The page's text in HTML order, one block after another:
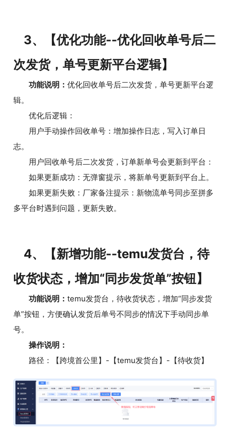
3、【优化功能--优化回收单号后二
次发货，单号更新平台逻辑】
功能说明： 优化回收单号后二次发货，单号更新平台逻
辑。
优化后逻辑：
用户手动操作回收单号：增加操作日志，写入订单日
志。
用户回收单号后二次发货，订单新单号会更新到平台：
如果更新成功：无弹窗提示，将新单号更新到平台上。
如果更新失败：厂家备注提示：新物流单号同步至拼多
多平台时遇到问题，更新失败。
4、【新增功能--temu发货台，待
收货状态，增加“同步发货单”按钮】
功能说明： temu发货台，待收货状态，增加“同步发货
单”按钮，方便确认发货后单号不同步的情况下手动同步单
号。
操作说明：
路径：【跨境首公里】-【temu发货台】-【待收货】